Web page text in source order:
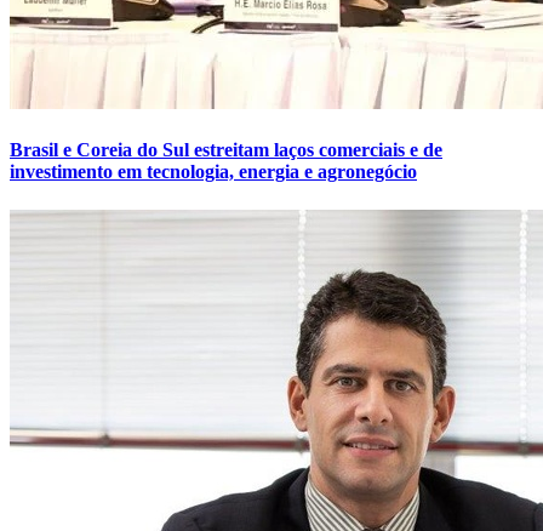
Brasil e Coreia do Sul estreitam laços comerciais e de
investimento em tecnologia, energia e agronegócio